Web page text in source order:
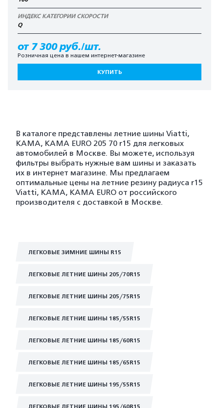
ИНДЕКС КАТЕГОРИИ СКОРОСТИ
Q
от 7 300 руб./шт.
Розничная цена в нашем интернет-магазине
КУПИТЬ
В каталоге представлены летние шины Viatti,
KAMA, KAMA EURO 205 70 r15 для легковых
автомобилей в Москве. Вы можете, используя
фильтры выбрать нужные вам шины и заказать
их в интернет магазине. Мы предлагаем
оптимальные цены на летние резину радиуса r15
Viatti, KAMA, KAMA EURO от российского
производителя с доставкой в Москве.
ЛЕГКОВЫЕ ЗИМНИЕ ШИНЫ R15
ЛЕГКОВЫЕ ЛЕТНИЕ ШИНЫ 205/70R15
ЛЕГКОВЫЕ ЛЕТНИЕ ШИНЫ 205/75R15
ЛЕГКОВЫЕ ЛЕТНИЕ ШИНЫ 185/55R15
ЛЕГКОВЫЕ ЛЕТНИЕ ШИНЫ 185/60R15
ЛЕГКОВЫЕ ЛЕТНИЕ ШИНЫ 185/65R15
ЛЕГКОВЫЕ ЛЕТНИЕ ШИНЫ 195/55R15
ЛЕГКОВЫЕ ЛЕТНИЕ ШИНЫ 195/60R15